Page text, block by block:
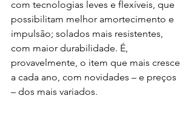
com tecnologias leves e flexíveis, que
possibilitam melhor amortecimento e
impulsão; solados mais resistentes,
com maior durabilidade. É,
provavelmente, o item que mais cresce
a cada ano, com novidades – e preços
– dos mais variados.